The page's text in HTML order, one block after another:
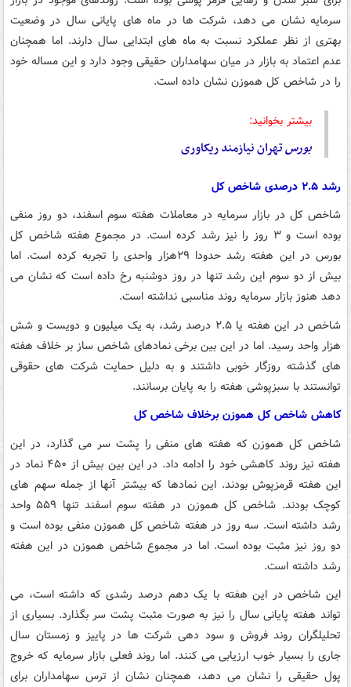
سرمایه نشان می دهد، شرکت ها در ماه های پایانی سال در وضعیت
بهتری از نظر عملکرد نسبت به ماه های ابتدایی سال دارند. اما همچنان
عدم اعتماد به بازار در میان سهامداران حقیقی وجود دارد و این مساله خود
را در شاخص کل هموزن نشان داده است.
بیشتر بخوانید:
بورستهران نیازمند ریکاوری
رشد ۲.۵ درصدی شاخص کل
شاخص کل در بازار سرمایه در معاملات هفته سوم اسفند، دو روز منفی
بوده است و ۳ روز را نیز رشد کرده است. در مجموع هفته شاخص کل
بورس در این هفته رشد حدودا ۲۹هزار واحدی را تجربه کرده است. اما
بیش از دو سوم این رشد تنها در روز دوشنبه رخ داده است که نشان می
دهد هنوز بازار سرمایه روند مناسبی نداشته است.
شاخص در این هفته یا ۲.۵ درصد رشد، به یک میلیون و دویست و شش
هزار واحد رسید. اما در این بین برخی نمادهای شاخص ساز بر خلاف هفته
های گذشته روزگار خوبی داشتند و به دلیل حمایت شرکت های حقوقی
توانستند با سبزپوشی هفته را به پایان برسانند.
کاهش شاخص کل هموزن برخلاف شاخص کل
شاخص کل هموزن که هفته های منفی را پشت سر می گذارد، در این
هفته نیز روند کاهشی خود را ادامه داد. در این بین بیش از ۴۵۰ نماد در
این هفته قرمزپوش بودند. این نمادها که بیشتر آنها از جمله سهم های
کوچک بودند. شاخص کل هموزن در هفته سوم اسفند تنها ۵۵۹ واحد
رشد داشته است. سه روز در هفته شاخص کل هموزن منفی بوده است و
دو روز نیز مثبت بوده است. اما در مجموع شاخص هموزن در این هفته
رشد داشته است.
این شاخص در این هفته با یک دهم درصد رشدی که داشته است، می
تواند هفته پایانی سال را نیز به صورت مثبت پشت سر بگذارد. بسیاری از
تحلیلگران روند فروش و سود دهی شرکت ها در پاییز و زمستان سال
جاری را بسیار خوب ارزیابی می کنند. اما روند فعلی بازار سرمایه که خروج
پول حقیقی را نشان می دهد، همچنان نشان از ترس سهامداران برای